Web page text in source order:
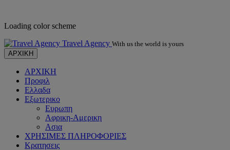
Loading color scheme
Travel Agency With us the world is yours
ΑΡΧΙΚΗ
ΑΡΧΙΚΗ
Προφιλ
Ελλαδα
Εξωτερικο
Ευρωπη
Αφρικη-Αμερικη
Ασια
ΧΡΗΣΙΜΕΣ ΠΛΗΡΟΦΟΡΙΕΣ
Κρατησεις